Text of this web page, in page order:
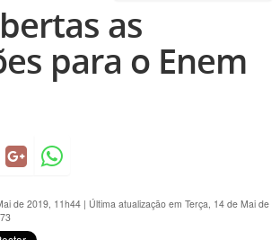
as
para o Enem
de 2019, 11h44 | Última atualização em Terça, 14 de Mai de